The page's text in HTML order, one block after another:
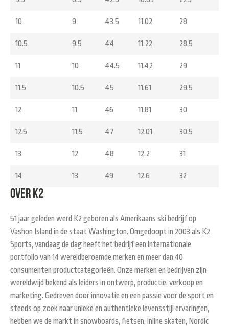
10 9 43.5 11.02 28
10.5 9.5 44 11.22 28.5
11 10 44.5 11.42 29
11.5 10.5 45 11.61 29.5
12 11 46 11.81 30
12.5 11.5 47 12.01 30.5
13 12 48 12.2 31
14 13 49 12.6 32
Over K2
51 jaar geleden werd K2 geboren als Amerikaans ski bedrijf op
Vashon Island in de staat Washington. Omgedoopt in 2003 als K2
Sports, vandaag de dag heeft het bedrijf een internationale
portfolio van 14 wereldberoemde merken en meer dan 40
consumenten productcategorieën. Onze merken en bedrijven zijn
wereldwijd bekend als leiders in ontwerp, productie, verkoop en
marketing. Gedreven door innovatie en een passie voor de sport en
steeds op zoek naar unieke en authentieke levensstijl ervaringen,
hebben we de markt in snowboards, fietsen, inline skaten, Nordic